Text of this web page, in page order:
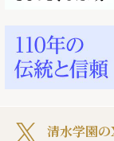
清水学園